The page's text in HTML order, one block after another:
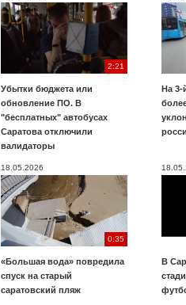
2:21
Убытки бюджета или
обновление ПО. В
"бесплатных" автобусах
Саратова отключили
валидаторы
На 3-
18.05.2026
0:35
«Большая вода» повредила
спуск на старый
саратовский пляж
В